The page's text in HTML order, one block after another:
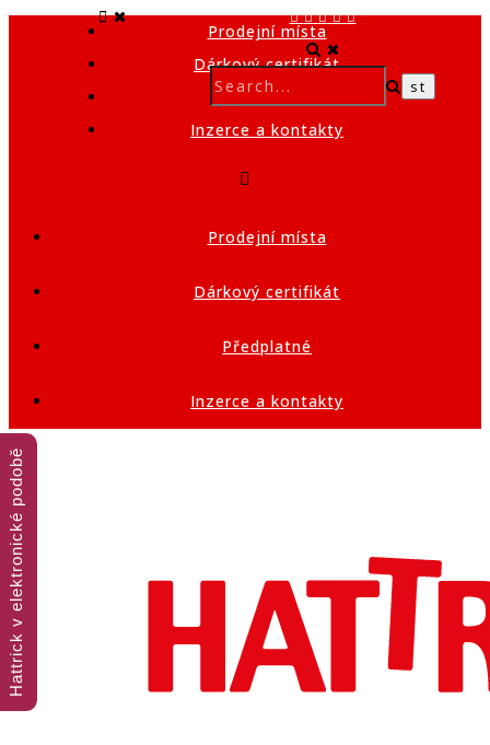
Prodejní místa
Dárkový certifikát
Předplatné
Inzerce a kontakty
Prodejní místa
Dárkový certifikát
Předplatné
Inzerce a kontakty
Hattrick v elektronické podobě